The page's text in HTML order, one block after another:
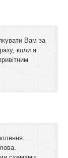
Вам за
коли я